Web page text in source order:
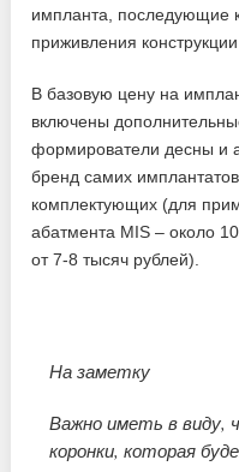
импланта, последующие
приживления
В базовую цену на
включены
формирователи десны и
бренд самих
комплектующих (для
абатмента MIS – около
от 7-8 тысяч рублей).
На заметку
Важно иметь в виду,
коронки, которая